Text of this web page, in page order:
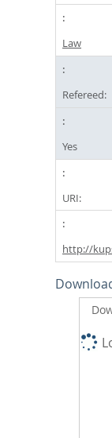
Law
Refereed:
Yes
URI:
http://